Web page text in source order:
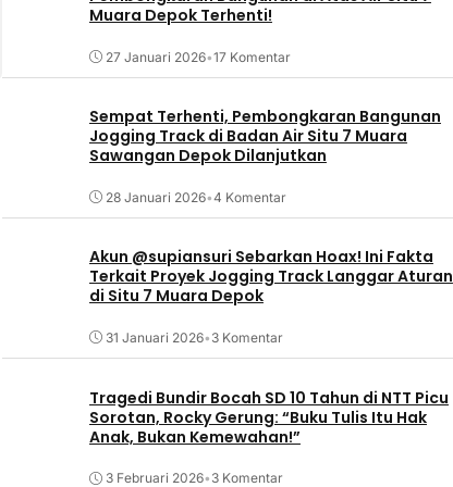
Muara Depok Terhenti!
27 Januari 2026•17 Komentar
Sempat Terhenti, Pembongkaran Bangunan
Jogging Track di Badan Air Situ 7 Muara
Sawangan Depok Dilanjutkan
28 Januari 2026•4 Komentar
Akun @supiansuri Sebarkan Hoax! Ini Fakta
Terkait Proyek Jogging Track Langgar Aturan
di Situ 7 Muara Depok
31 Januari 2026• 3 Komentar
Tragedi Bundir Bocah SD 10 Tahun di NTT Picu
Sorotan, Rocky Gerung: “Buku Tulis Itu Hak
Anak, Bukan Kemewahan!”
3 Februari 2026• 3 Komentar